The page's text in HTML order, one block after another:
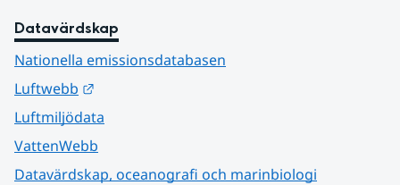
Datavärdskap
Nationella emissionsdatabasen
Luftwebb
Luftmiljödata
VattenWebb
Datavärdskap, oceanografi och marinbiologi